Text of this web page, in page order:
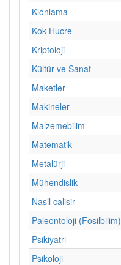
Klonlama
Kok Hucre
Kriptoloji
Kültür ve Sanat
Maketler
Makineler
Malzemebilim
Matematik
Metalürji
Mühendislik
Nasil calisir
Paleontoloji (Fosilbilim)
Psikiyatri
Psikoloji